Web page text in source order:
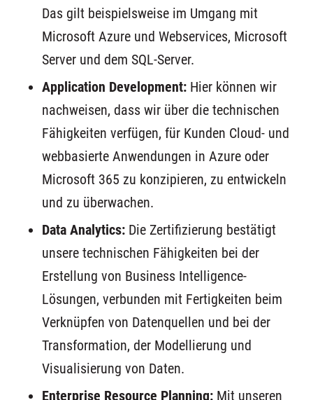
Das gilt beispielsweise im Umgang mit
Microsoft Azure und Webservices, Microsoft
Server und dem SQL-Server.
Application Development: Hier können wir
nachweisen, dass wir über die technischen
Fähigkeiten verfügen, für Kunden Cloud- und
webbasierte Anwendungen in Azure oder
Microsoft 365 zu konzipieren, zu entwickeln
und zu überwachen.
Data Analytics: Die Zertifizierung bestätigt
unsere technischen Fähigkeiten bei der
Erstellung von Business Intelligence-
Lösungen, verbunden mit Fertigkeiten beim
Verknüpfen von Datenquellen und bei der
Transformation, der Modellierung und
Visualisierung von Daten.
Enterprise Resource Planning: Mit unseren